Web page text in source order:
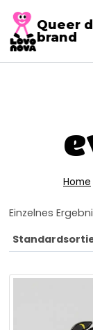
Queer
brand
Home
Einzelnes